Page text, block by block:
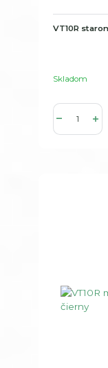
VT10R
Skladom